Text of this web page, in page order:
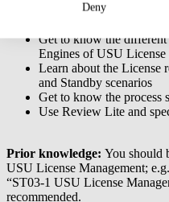
Learn about different
Get to know the
Engines of USU License
Learn about the License
and Standby scenarios
Get to know the process
Use Review Lite and
Prior knowledge: You should
USU License Management;
“ST03-1 USU License
recommended.
Deny